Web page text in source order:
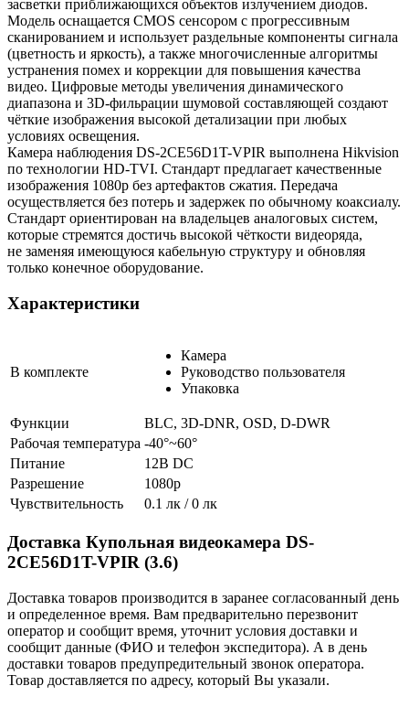
засветки приближающихся объектов излучением диодов.
Модель оснащается CMOS сенсором с прогрессивным
сканированием и использует раздельные компоненты сигнала
(цветность и яркость), а также многочисленные алгоритмы
устранения помех и коррекции для повышения качества
видео. Цифровые методы увеличения динамического
диапазона и 3D-фильрации шумовой составляющей создают
чёткие изображения высокой детализации при любых
условиях освещения.
Камера наблюдения DS-2CE56D1T-VPIR выполнена Hikvision
по технологии HD-TVI. Стандарт предлагает качественные
изображения 1080p без артефактов сжатия. Передача
осуществляется без потерь и задержек по обычному коаксиалу.
Стандарт ориентирован на владельцев аналоговых систем,
которые стремятся достичь высокой чёткости видеоряда,
не заменяя имеющуюся кабельную структуру и обновляя
только конечное оборудование.
Характеристики
В комплекте
Камера
Руководство пользователя
Упаковка
Функции
BLC, 3D-DNR, OSD, D-DWR
Рабочая температура -40°~60°
Питание
12В DC
Разрешение
1080p
Чувствительность
0.1 лк / 0 лк
Доставка Купольная видеокамера DS-
2CE56D1T-VPIR (3.6)
Доставка товаров производится в заранее согласованный день
и определенное время. Вам предварительно перезвонит
оператор и сообщит время, уточнит условия доставки и
сообщит данные (ФИО и телефон экспедитора). А в день
доставки товаров предупредительный звонок оператора.
Товар доставляется по адресу, который Вы указали.